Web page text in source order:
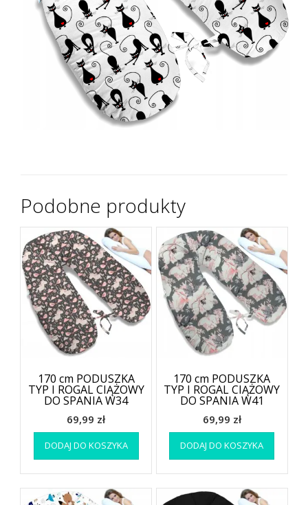
Podobne produkty
170 cm PODUSZKA
TYP I ROGAL CIĄŻOWY
DO SPANIA W34
69,99 zł
DODAJ DO KOSZYKA
170 cm PODUSZKA
TYP I ROGAL CIĄŻOWY
DO SPANIA W41
69,99 zł
DODAJ DO KOSZYKA